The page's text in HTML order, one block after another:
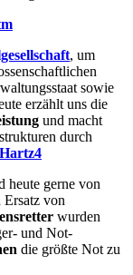
, um
sowie
erzählt uns die
und macht
durch
Hartz4
heute gerne von
Ersatz von
wurden
und Not-
die größte Not zu